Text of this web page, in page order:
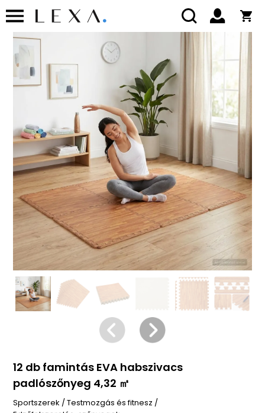
12 db famintás EVA habszivacs
padlószőnyeg 4,32 ㎡
Sportszerek /Testmozgás és fitnesz /